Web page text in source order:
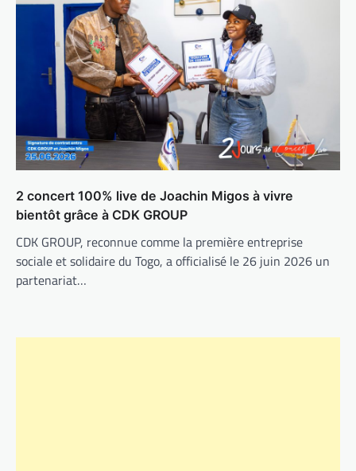
2 concert 100% live de Joachin Migos à vivre
bientôt grâce à CDK GROUP
CDK GROUP, reconnue comme la première entreprise
sociale et solidaire du Togo, a officialisé le 26 juin 2026 un
partenariat…